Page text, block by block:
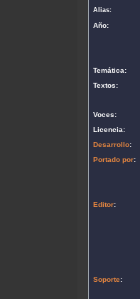
Alias:
Año:
Temática:
Textos:
Voces:
Licencia:
Desarrollo:
Portado por:
Editor:
Soporte: